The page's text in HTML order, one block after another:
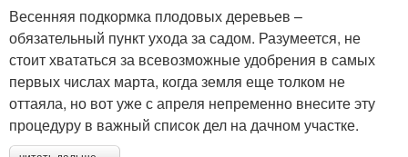
Весенняя подкормка плодовых деревьев –
обязательный пункт ухода за садом. Разумеется, не
стоит хвататься за всевозможные удобрения в самых
первых числах марта, когда земля еще толком не
оттаяла, но вот уже с апреля непременно внесите эту
процедуру в важный список дел на дачном участке.